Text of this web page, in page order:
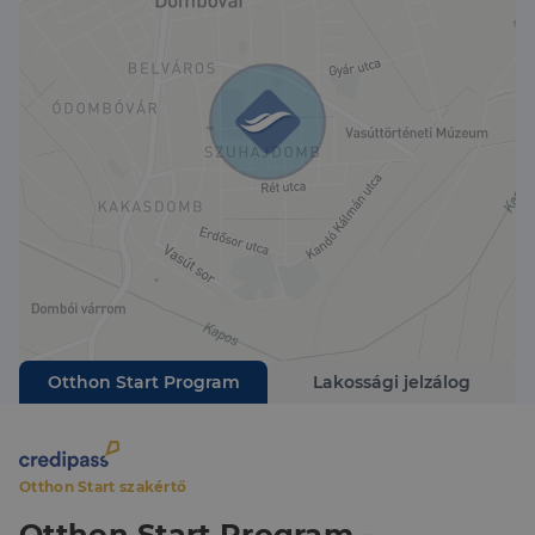
Otthon Start Program Lakossági jelzálog
Otthon Start szakértő